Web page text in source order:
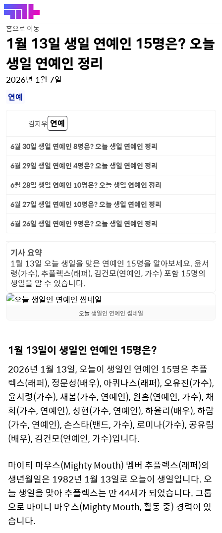
홈으로 이동
1월 13일 생일 연예인 15명은? 오늘
생일 연예인 정리
2026년 1월 7일
연예
김지우 연예
6월 30일 생일 연예인 8명은? 오늘 생일 연예인 정리
6월 29일 생일 연예인 4명은? 오늘 생일 연예인 정리
6월 28일 생일 연예인 10명은? 오늘 생일 연예인 정리
6월 27일 생일 연예인 10명은? 오늘 생일 연예인 정리
6월 26일 생일 연예인 9명은? 오늘 생일 연예인 정리
기사 요약
1월 13일 오늘 생일을 맞은 연예인 15명을 알아보세요. 윤서
령(가수), 추플렉스(래퍼), 김건모(연예인, 가수) 포함 15명의
생일을 알 수 있습니다.
오늘 생일인 연예인 썸네일
1월 13일이 생일인 연예인 15명은?
2026년 1월 13일, 오늘이 생일인 연예인 15명은 추플
렉스(래퍼), 정문성(배우), 아퀴나스(래퍼), 오유진(가수),
윤서령(가수), 새봄(가수, 연예인), 원흠(연예인, 가수), 채
희(가수, 연예인), 성현(가수, 연예인), 하율리(배우), 하람
(가수, 연예인), 손스타(밴드, 가수), 로미나(가수), 공유림
(배우), 김건모(연예인, 가수)입니다.
마이티 마우스(Mighty Mouth) 멤버 추플렉스(래퍼)의
생년월일은 1982년 1월 13일로 오늘이 생일입니다. 오
늘 생일을 맞아 추플렉스는 만 44세가 되었습니다. 그룹
으로 마이티 마우스(Mighty Mouth, 활동 중) 경력이 있
습니다.